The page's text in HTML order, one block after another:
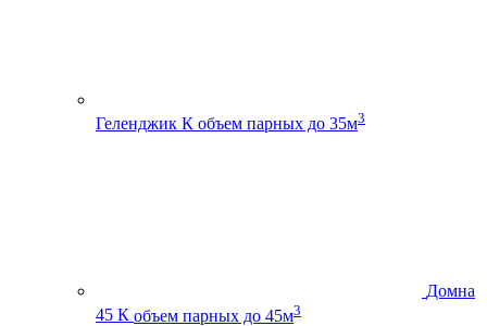
Геленджик К объем парных до 35м3
Домна
45 К объем парных до 45м3